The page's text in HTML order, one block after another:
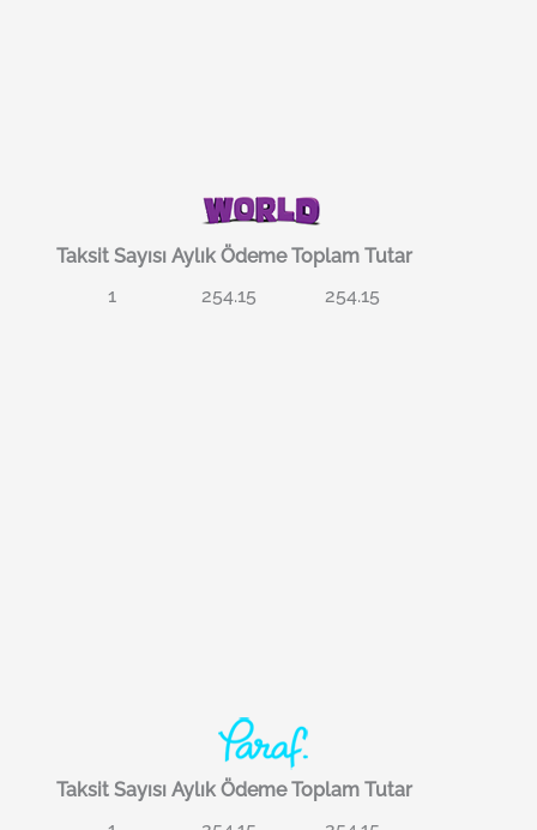
Taksit Sayısı Aylık Ödeme Toplam Tutar
1
254.15 254.15
Taksit Sayısı Aylık Ödeme Toplam Tutar